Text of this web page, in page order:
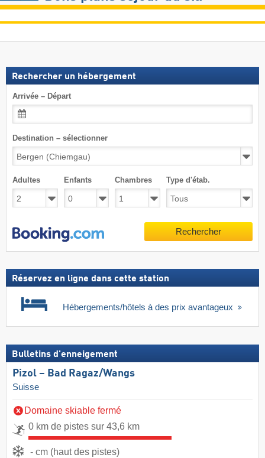
Rechercher un hébergement
Arrivée – Départ
Destination – sélectionner
Adultes Enfants Chambres Type d'étab.
Rechercher
Réservez en ligne dans cette station
Hébergements/hôtels à des prix avantageux
Bulletins d'enneigement
Pizol – Bad Ragaz/​Wangs
Suisse
Domaine skiable fermé
0 km de pistes sur 43,6 km
- cm (haut des pistes)